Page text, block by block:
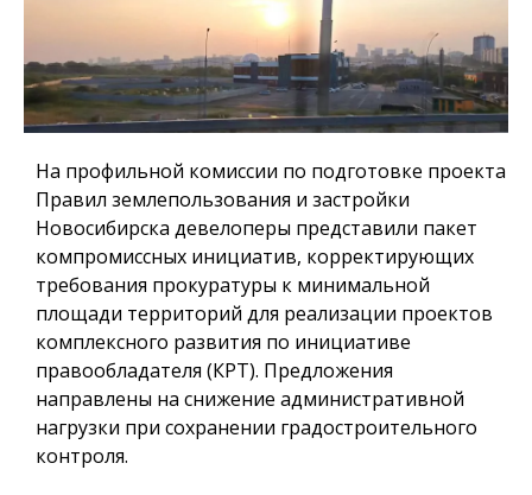
На профильной комиссии по подготовке проекта
Правил землепользования и застройки
Новосибирска девелоперы представили пакет
компромиссных инициатив, корректирующих
требования прокуратуры к минимальной
площади территорий для реализации проектов
комплексного развития по инициативе
правообладателя (КРТ). Предложения
направлены на снижение административной
нагрузки при сохранении градостроительного
контроля.